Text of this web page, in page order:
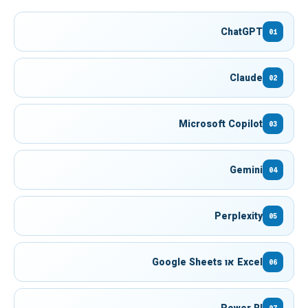
01
ChatGPT
02
Claude
03
Microsoft Copilot
04
Gemini
05
Perplexity
06 Excel או Google Sheets